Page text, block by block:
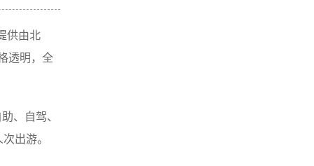
供由北
透明，全
、自驾、
出游。